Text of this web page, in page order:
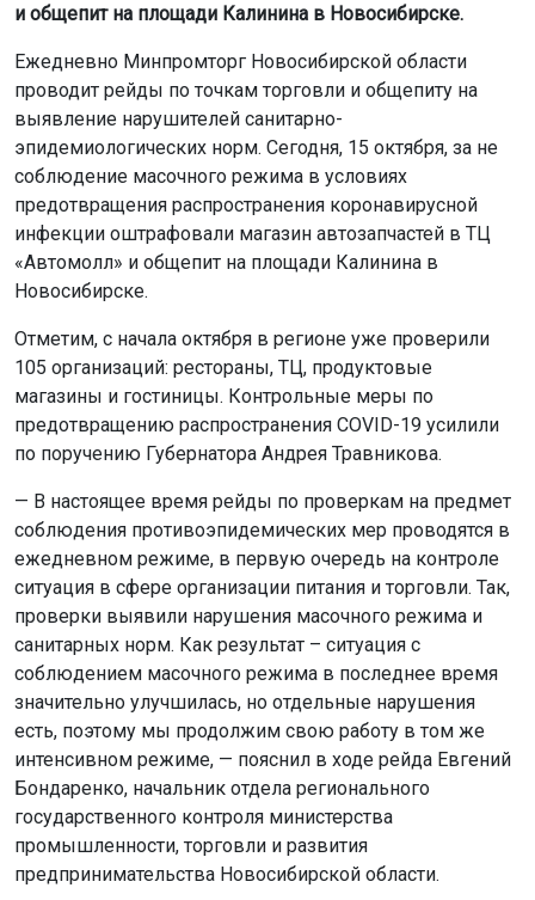
и общепит на площади Калинина в Новосибирске.
Ежедневно Минпромторг Новосибирской области
проводит рейды по точкам торговли и общепиту на
выявление нарушителей санитарно-
эпидемиологических норм. Сегодня, 15 октября, за не
соблюдение масочного режима в условиях
предотвращения распространения коронавирусной
инфекции оштрафовали магазин автозапчастей в ТЦ
«Автомолл» и общепит на площади Калинина в
Новосибирске.
Отметим, с начала октября в регионе уже проверили
105 организаций: рестораны, ТЦ, продуктовые
магазины и гостиницы. Контрольные меры по
предотвращению распространения COVID-19 усилили
по поручению Губернатора Андрея Травникова.
— В настоящее время рейды по проверкам на предмет
соблюдения противоэпидемических мер проводятся в
ежедневном режиме, в первую очередь на контроле
ситуация в сфере организации питания и торговли. Так,
проверки выявили нарушения масочного режима и
санитарных норм. Как результат – ситуация с
соблюдением масочного режима в последнее время
значительно улучшилась, но отдельные нарушения
есть, поэтому мы продолжим свою работу в том же
интенсивном режиме, — пояснил в ходе рейда Евгений
Бондаренко, начальник отдела регионального
государственного контроля министерства
промышленности, торговли и развития
предпринимательства Новосибирской области.